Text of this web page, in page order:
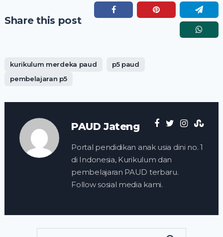
Share this post
kurikulum merdeka paud
p5 paud
pembelajaran p5
PAUD Jateng
Portal pendidikan anak usia dini no. 1
di Indonesia, Kurikulum dan
pembelajaran PAUD terbaru.
Follow sosial media kami.